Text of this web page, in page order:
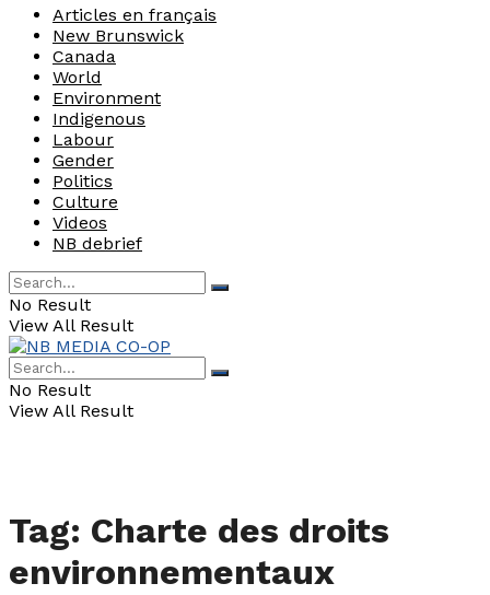
Articles en français
New Brunswick
Canada
World
Environment
Indigenous
Labour
Gender
Politics
Culture
Videos
NB debrief
No Result
View All Result
No Result
View All Result
Tag: Charte des droits
environnementaux